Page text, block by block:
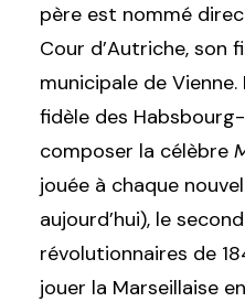
père est nommé
Cour d’Autriche, son
municipale de
fidèle des
composer la célèbre
jouée à chaque
aujourd’hui), le
révolutionnaires de
jouer la Marseillaise